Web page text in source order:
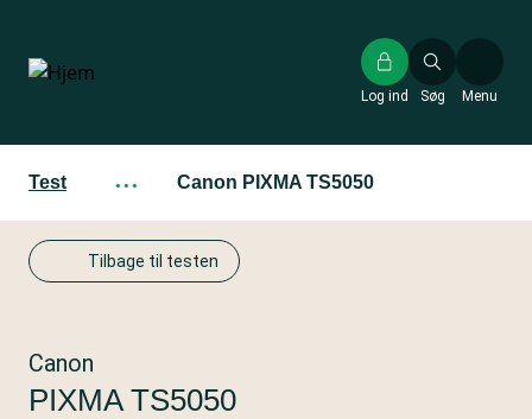
hovedindhold
Søg
Log ind Menu
Test ··· Canon PIXMA TS5050
Tilbage til testen
Canon
PIXMA TS5050